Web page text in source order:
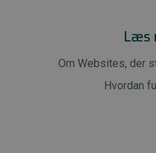
Læs
Om Websites, der
Hvordan